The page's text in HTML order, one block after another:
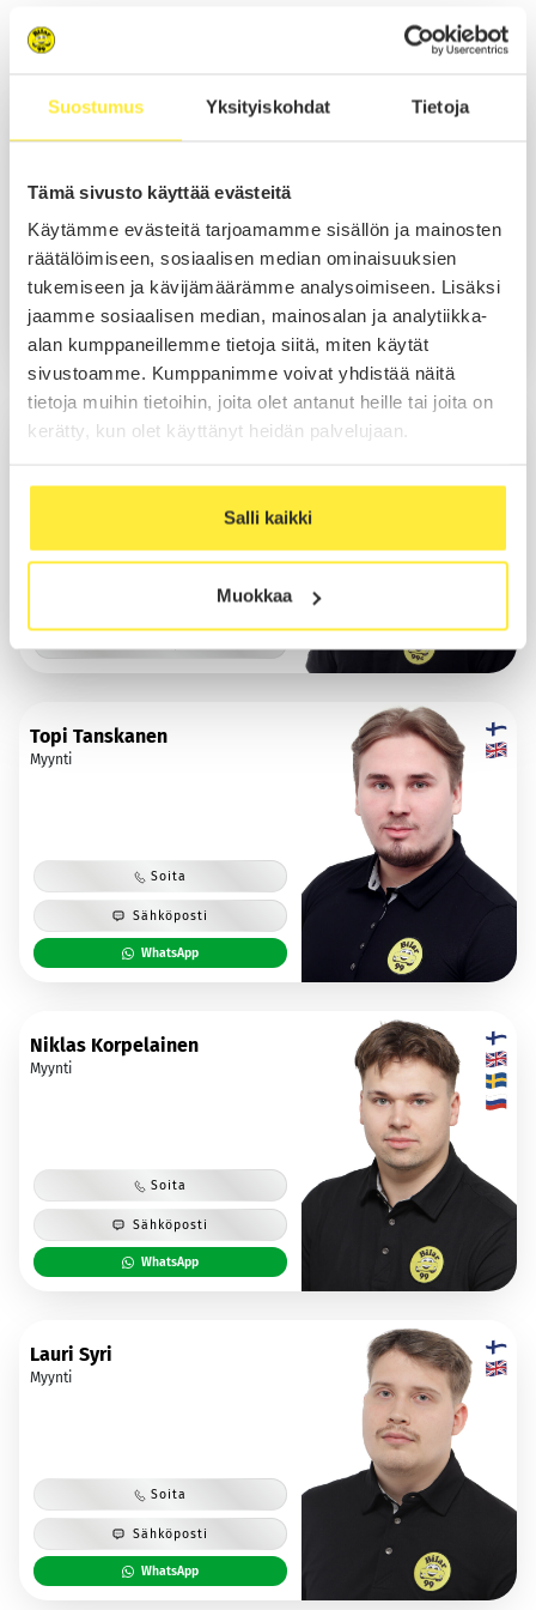
Suostumus Yksityiskohdat Tietoja
Tämä sivusto käyttää evästeitä
Käytämme evästeitä tarjoamamme sisällön ja mainosten
räätälöimiseen, sosiaalisen median ominaisuuksien
tukemiseen ja kävijämäärämme analysoimiseen. Lisäksi
jaamme sosiaalisen median, mainosalan ja analytiikka-
alan kumppaneillemme tietoja siitä, miten käytät
sivustoamme. Kumppanimme voivat yhdistää näitä
tietoja muihin tietoihin, joita olet antanut heille tai joita on
kerätty, kun olet käyttänyt heidän palvelujaan.
Salli kaikki
Muokkaa
Myynti Espoo
Niko Nurmi
Myynti
Soita
Sähköposti
WhatsApp
Kim Rummukainen
Topi Tanskanen
Myynti
Soita
Sähköposti
WhatsApp
Niklas Korpelainen
Myynti
Soita
Sähköposti
WhatsApp
Lauri Syri
Myynti
Soita
Sähköposti
WhatsApp